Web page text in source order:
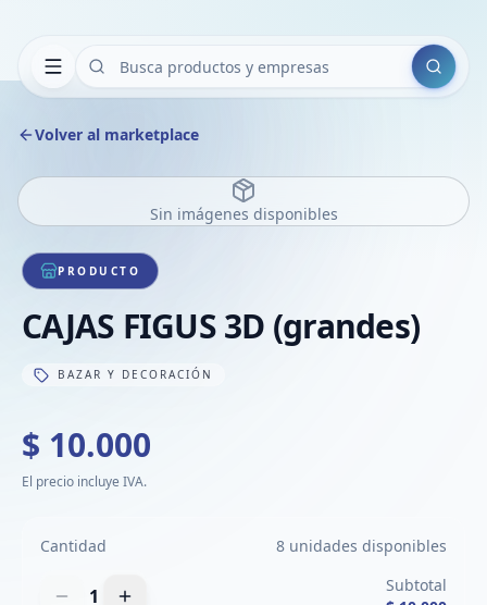
Buscar
Volver al marketplace
Sin imágenes disponibles
PRODUCTO
CAJAS FIGUS 3D (grandes)
BAZAR Y DECORACIÓN
$ 10.000
El precio incluye IVA.
Cantidad 8 unidades disponibles
1
Subtotal